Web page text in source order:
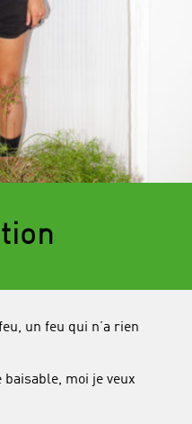
un feu qui n’a rien
baisable, moi je veux